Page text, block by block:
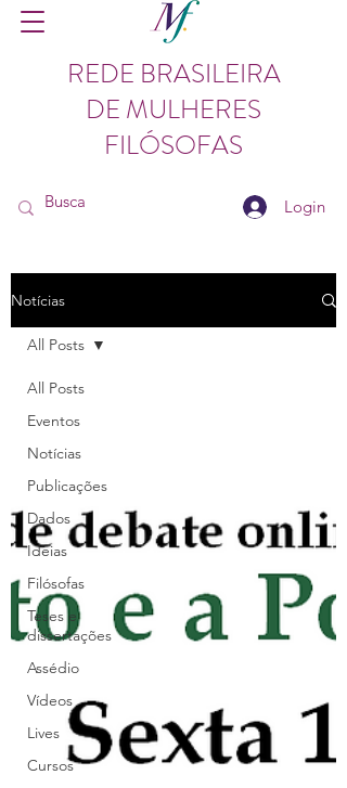
REDE BRASILEIRA
DE MULHERES
FILÓSOFAS
Login
Notícias
All Posts
Eventos
Notícias
Publicações
Dados
Ideias
Filósofas
Teses e
dissertações
Assédio
Vídeos
Lives
Cursos
All Posts